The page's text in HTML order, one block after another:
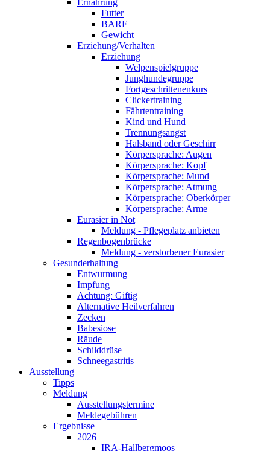
Ernährung
Futter
BARF
Gewicht
Erziehung/Verhalten
Erziehung
Welpenspielgruppe
Junghundegruppe
Fortgeschrittenenkurs
Clickertraining
Fährtentraining
Kind und Hund
Trennungsangst
Halsband oder Geschirr
Körpersprache: Augen
Körpersprache: Kopf
Körpersprache: Mund
Körpersprache: Atmung
Körpersprache: Oberkörper
Körpersprache: Arme
Eurasier in Not
Meldung - Pflegeplatz anbieten
Regenbogenbrücke
Meldung - verstorbener Eurasier
Gesunderhaltung
Entwurmung
Impfung
Achtung: Giftig
Alternative Heilverfahren
Zecken
Babesiose
Räude
Schilddrüse
Schneegastritis
Ausstellung
Tipps
Meldung
Ausstellungstermine
Meldegebühren
Ergebnisse
2026
IRA-Hallbergmoos